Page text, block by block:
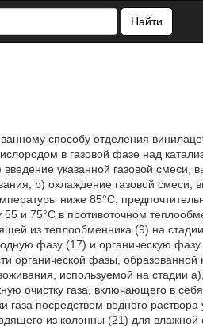
Найти
способу отделения
в газовой фазе над
указанной газовой смеси,
b) охлаждение газовой смеси,
ниже 85°С,
и 75°С в противоточном
из теплообменника (9) на
фазу (17) и органическую
органической фазы,
используемой на стадии
очистку газа, включающего в
газа посредством водного
из колонны (21) для влажной